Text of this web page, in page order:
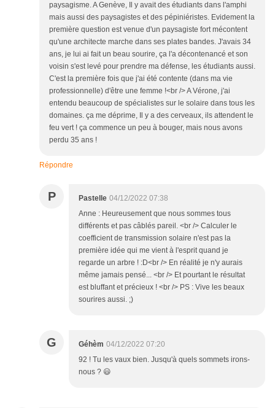
paysagisme. A Genève, Il y avait des étudiants dans l'amphi
mais aussi des paysagistes et des pépiniéristes. Evidement la
première question est venue d'un paysagiste fort mécontent
qu'une architecte marche dans ses plates bandes. J'avais 34
ans, je lui ai fait un beau sourire, ça l'a décontenancé et son
voisin s'est levé pour prendre ma défense, les étudiants aussi.
C'est la première fois que j'ai été contente (dans ma vie
professionnelle) d'être une femme !<br /> A Vérone, j'ai
entendu beaucoup de spécialistes sur le solaire dans tous les
domaines. ça me déprime, Il y a des cerveaux, ils attendent le
feu vert ! ça commence un peu à bouger, mais nous avons
perdu 35 ans !
Répondre
P Pastelle 04/12/2022 07:38
Anne : Heureusement que nous sommes tous
différents et pas câblés pareil. <br /> Calculer le
coefficient de transmission solaire n'est pas la
première idée qui me vient à l'esprit quand je
regarde un arbre ! :D<br /> En réalité je n'y aurais
même jamais pensé... <br /> Et pourtant le résultat
est bluffant et précieux ! <br /> PS : Vive les beaux
sourires aussi. ;)
G Géhèm 04/12/2022 07:20
92 ! Tu les vaux bien. Jusqu'à quels sommets irons-
nous ? 😃